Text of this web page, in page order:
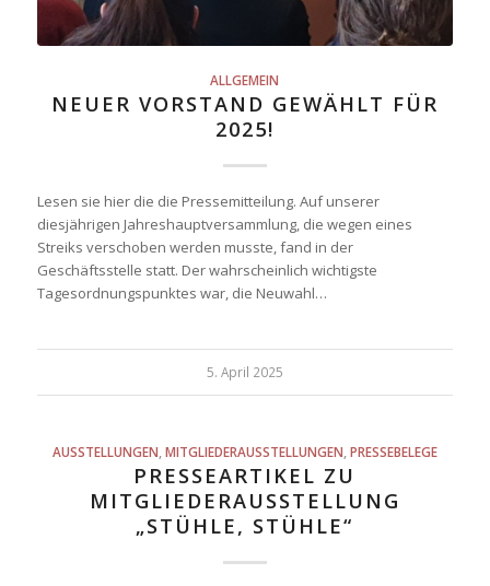
ALLGEMEIN
NEUER VORSTAND GEWÄHLT FÜR
2025!
Lesen sie hier die die Pressemitteilung. Auf unserer
diesjährigen Jahreshauptversammlung, die wegen eines
Streiks verschoben werden musste, fand in der
Geschäftsstelle statt. Der wahrscheinlich wichtigste
Tagesordnungspunktes war, die Neuwahl…
5. April 2025
AUSSTELLUNGEN MITGLIEDERAUSSTELLUNGEN PRESSEBELEGE
PRESSEARTIKEL ZU
MITGLIEDERAUSSTELLUNG
„STÜHLE, STÜHLE“